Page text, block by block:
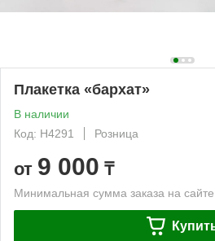
Плакетка «бархат»
В наличии
Код: H4291
Розница
от 9 000 ₸
Минимальная сумма заказа на